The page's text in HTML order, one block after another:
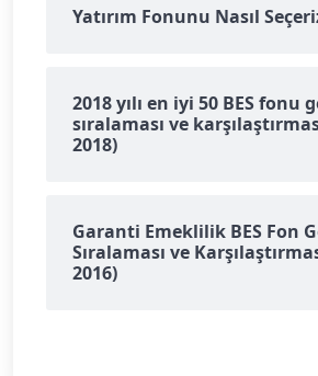
Yatırım Fonunu Nasıl
2018 yılı en iyi 50 BES fonu
sıralaması ve
2018)
Garanti Emeklilik BES Fon
Sıralaması ve
2016)